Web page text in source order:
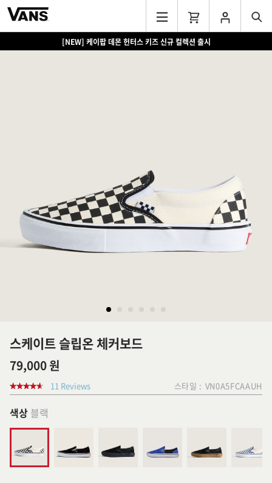
[NEW] 케이팝 데몬 헌터스 키즈 신규 컬렉션 출시
스케이트 슬립온 체커보드
79,000 원
11 Reviews 스타일 : VN0A5FCAAUH
색상 블랙